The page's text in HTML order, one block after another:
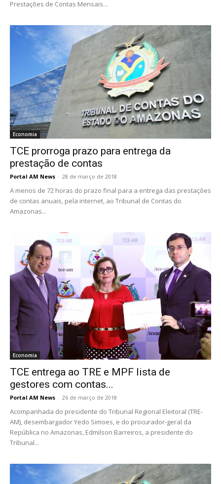
Prestações de Contas Mensais...
Economia
TCE prorroga prazo para entrega da
prestação de contas
Portal AM News - 28 de março de 2018
A menos de 72 horas do prazo final para a entrega das prestações
de contas anuais, pela internet, ao Tribunal de Contas do
Amazonas...
Economia
TCE entrega ao TRE e MPF lista de
gestores com contas...
Portal AM News - 26 de março de 2018
Acompanhada do presidente do Tribunal Regional Eleitoral (TRE-
AM), desembargador Yedo Simoes, e do procurador-geral da
República no Amazonas, Edmilson Barreiros, a presidente do
Tribunal...